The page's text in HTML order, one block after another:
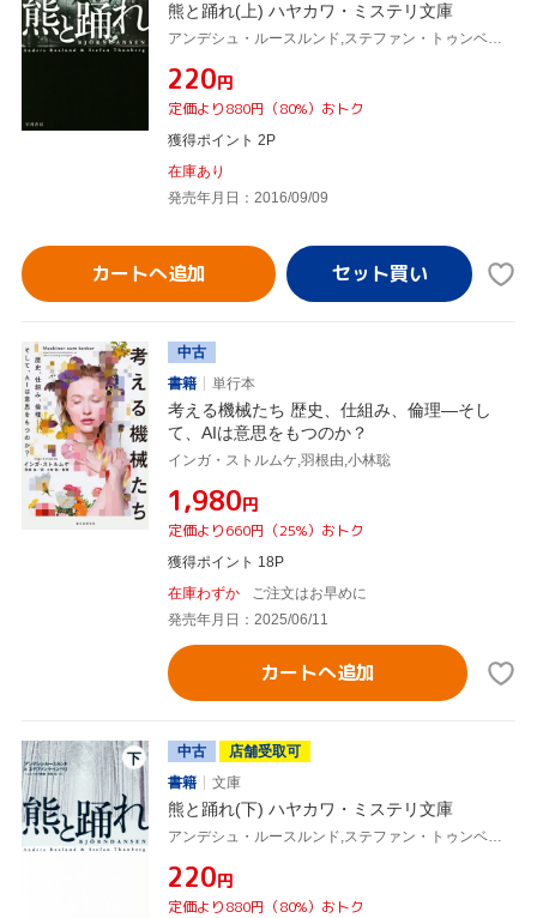
熊と踊れ(上) ハヤカワ・ミステリ文庫
アンデシュ・ルースルンド,ステファン・トゥンベリ,ヘレンハルメ美穂,羽根由
¥220円
定価より880円（80%）おトク
獲得ポイント 2P
在庫あり
発売年月日：2016/09/09
カートへ追加
中古
書籍
単行本
考える機械たち 歴史、仕組み、倫理―そし
て、AIは意思をもつのか？
インガ・ストルムケ,羽根由,小林聡
¥1,980円
定価より660円（25%）おトク
獲得ポイント 18P
在庫わずか
ご注文はお早めに
発売年月日：2025/06/11
カートへ追加
中古
店舗受取可
書籍
文庫
熊と踊れ(下) ハヤカワ・ミステリ文庫
アンデシュ・ルースルンド,ステファン・トゥンベリ,ヘレンハルメ美穂,羽根由
¥220円
定価より880円（80%）おトク